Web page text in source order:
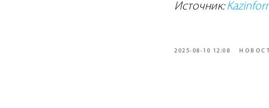
Источник:
2025-08-10 12:08